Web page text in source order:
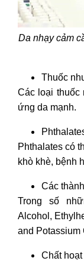
Da nhạy cảm
Thuốc
Các loại thuốc
ứng da mạnh.
Phthalates có
khò khè, bệnh
Các
Trong số
Alcohol,
and
Chất